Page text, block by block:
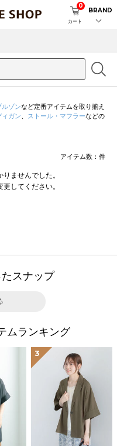
カート
0
BRAND
ルゾンなど定番アイテムを取り揃え
ィガン ストール・マフラーなどの
アイテム数： 件
ませんでした。
してください。
スナップ
ムランキング
3